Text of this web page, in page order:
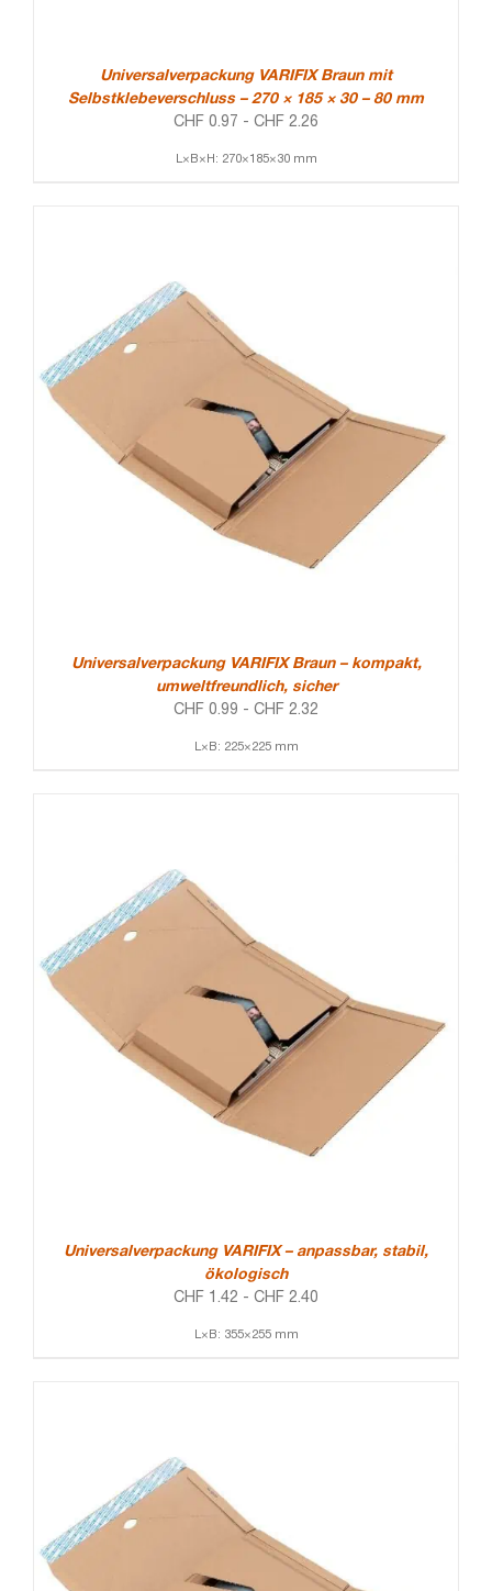
Universalverpackung VARIFIX Braun mit
Selbstklebeverschluss – 270 × 185 × 30 – 80 mm
CHF 0.97 - CHF 2.26
L×B×H: 270×185×30 mm
Universalverpackung VARIFIX Braun – kompakt,
umweltfreundlich, sicher
CHF 0.99 - CHF 2.32
L×B: 225×225 mm
Universalverpackung VARIFIX – anpassbar, stabil,
ökologisch
CHF 1.42 - CHF 2.40
L×B: 355×255 mm